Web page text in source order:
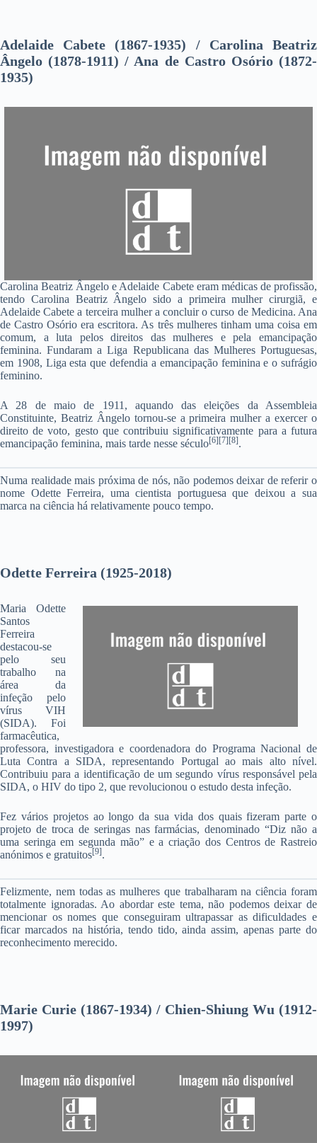
Adelaide Cabete (1867-1935) / Carolina Beatriz
Ângelo (1878-1911) / Ana de Castro Osório (1872-
1935)
Carolina Beatriz Ângelo e Adelaide Cabete eram médicas de profissão,
tendo Carolina Beatriz Ângelo sido a primeira mulher cirurgiã, e
Adelaide Cabete a terceira mulher a concluir o curso de Medicina. Ana
de Castro Osório era escritora. As três mulheres tinham uma coisa em
comum, a luta pelos direitos das mulheres e pela emancipação
feminina. Fundaram a Liga Republicana das Mulheres Portuguesas,
em 1908, Liga esta que defendia a emancipação feminina e o sufrágio
feminino.
A 28 de maio de 1911, aquando das eleições da Assembleia
Constituinte, Beatriz Ângelo tornou-se a primeira mulher a exercer o
direito de voto, gesto que contribuiu significativamente para a futura
emancipação feminina, mais tarde nesse século[6][7][8].
Numa realidade mais próxima de nós, não podemos deixar de referir o
nome Odette Ferreira, uma cientista portuguesa que deixou a sua
marca na ciência há relativamente pouco tempo.
Odette Ferreira (1925-2018)
Maria Odette
Santos
Ferreira
destacou-se
pelo seu
trabalho na
área da
infeção pelo
vírus VIH
(SIDA). Foi
farmacêutica,
professora, investigadora e coordenadora do Programa Nacional de
Luta Contra a SIDA, representando Portugal ao mais alto nível.
Contribuiu para a identificação de um segundo vírus responsável pela
SIDA, o HIV do tipo 2, que revolucionou o estudo desta infeção.
Fez vários projetos ao longo da sua vida dos quais fizeram parte o
projeto de troca de seringas nas farmácias, denominado “Diz não a
uma seringa em segunda mão” e a criação dos Centros de Rastreio
anónimos e gratuitos[9].
Felizmente, nem todas as mulheres que trabalharam na ciência foram
totalmente ignoradas. Ao abordar este tema, não podemos deixar de
mencionar os nomes que conseguiram ultrapassar as dificuldades e
ficar marcados na história, tendo tido, ainda assim, apenas parte do
reconhecimento merecido.
Marie Curie (1867-1934) / Chien-Shiung Wu (1912-
1997)